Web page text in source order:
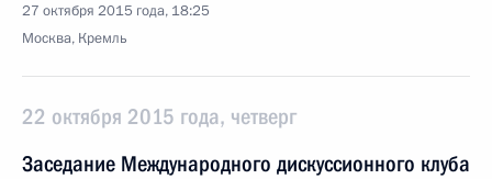
27 октября 2015 года, 18:25
Москва, Кремль
22 октября 2015 года, четверг
Заседание Международного дискуссионного клуба